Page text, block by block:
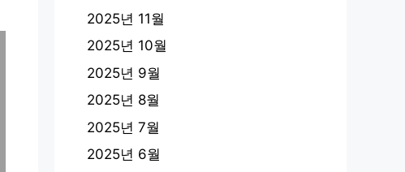
2025년 11월
2025년 10월
2025년 9월
2025년 8월
2025년 7월
2025년 6월